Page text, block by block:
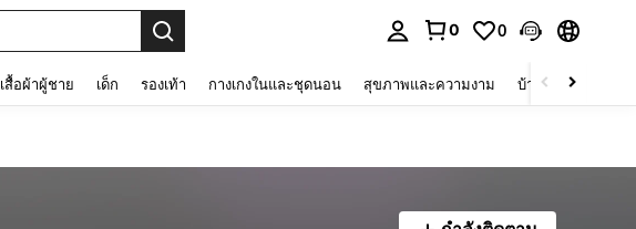
0 0
เสื้อผ้าผู้ชาย เด็ก รองเท้า กางเกงในและชุดนอน สุขภาพและความงาม บ้านและที่อยู่อาศัย